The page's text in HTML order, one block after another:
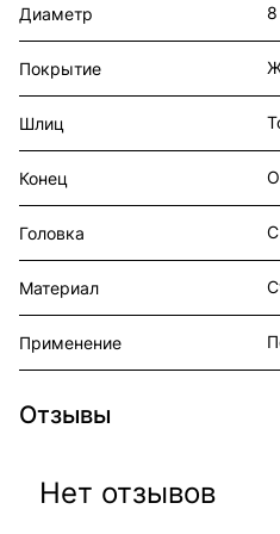
Диаметр 8
Покрытие
Шлиц
Конец
Головка
Материал
Применение
Отзывы
Нет отзывов